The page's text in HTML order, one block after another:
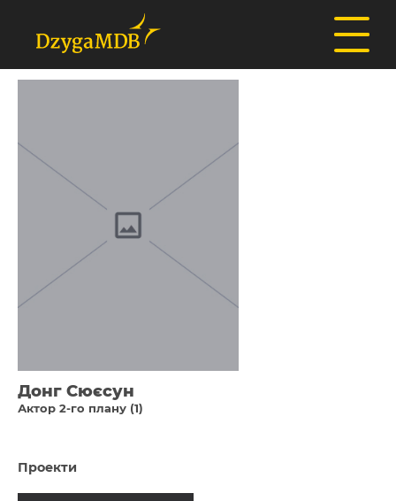
Донг Сюєсун
Актор 2-го плану (1)
Проекти